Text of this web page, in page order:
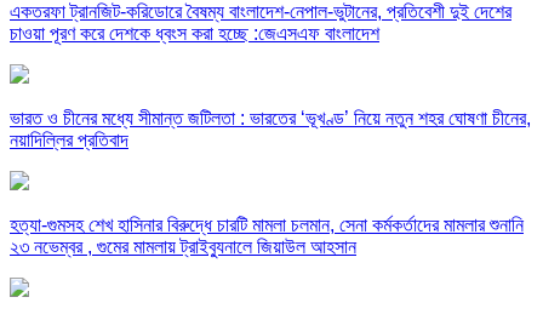
একতরফা ট্রানজিট-করিডোরে বৈষম্য বাংলাদেশ-নেপাল-ভুটানের, প্রতিবেশী দুই দেশের
চাওয়া পূরণ করে দেশকে ধ্বংস করা হচ্ছে :জেএসএফ বাংলাদেশ
ভারত ও চীনের মধ্যে সীমান্ত জটিলতা : ভারতের ‘ভূখণ্ড’ নিয়ে নতুন শহর ঘোষণা চীনের,
নয়াদিল্লির প্রতিবাদ
হত্যা-গুমসহ শেখ হাসিনার বিরুদ্ধে চারটি মামলা চলমান, সেনা কর্মকর্তাদের মামলার শুনানি
২৩ নভেম্বর , গুমের মামলায় ট্রাইব্যুনালে জিয়াউল আহসান